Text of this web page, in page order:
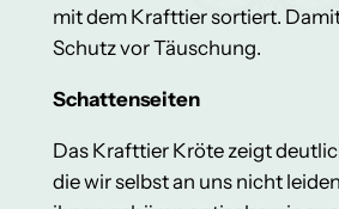
mit dem Krafttier sortiert.
Schutz vor Täuschung.
Schattenseiten
Das Krafttier Kröte zeigt
die wir selbst an uns nicht